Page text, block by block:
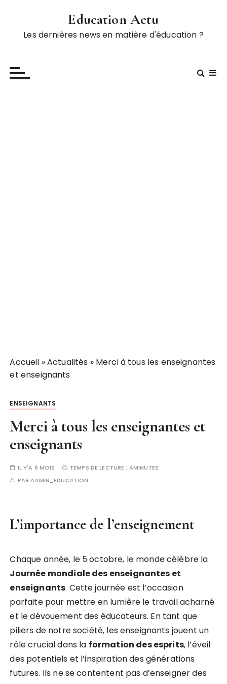
Education Actu
Les dernières news en matière d'éducation ?
Accueil »Actualités » Merci à tous les enseignantes
et enseignants
ENSEIGNANTS
Merci à tous les enseignantes et
enseignants
IL Y'A 6 MOIS TEMPS DE LECTURE : 4MINUTES
PARADMIN_EDUCATION
L’importance de l’enseignement
Chaque année, le 5 octobre, le monde célèbre la
Journée mondialedes enseignantes et
enseignants. Cette journée est l’occasion
parfaite pour mettre en lumière le travail acharné
et le dévouement des éducateurs. En tant que
piliers de notre société, les enseignants jouent un
rôle crucial dans la formation desesprits, l’éveil
des potentiels et l’inspiration des générations
futures. Ils ne se contentent pas d’enseigner des